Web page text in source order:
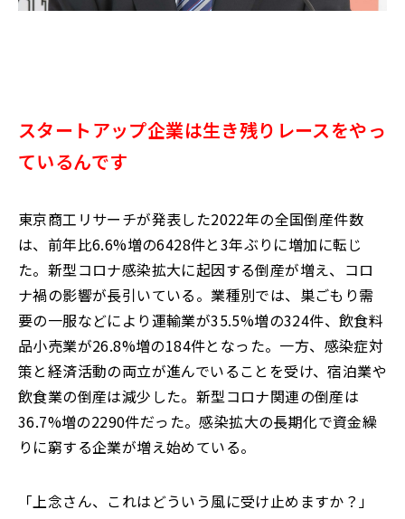
スタートアップ企業は生き残りレースをやっ
ているんです
東京商工リサーチが発表した2022年の全国倒産件数
は、前年比6.6%増の6428件と3年ぶりに増加に転じ
た。新型コロナ感染拡大に起因する倒産が増え、コロ
ナ禍の影響が長引いている。業種別では、巣ごもり需
要の一服などにより運輸業が35.5%増の324件、飲食料
品小売業が26.8%増の184件となった。一方、感染症対
策と経済活動の両立が進んでいることを受け、宿泊業や
飲食業の倒産は減少した。新型コロナ関連の倒産は
36.7%増の2290件だった。感染拡大の長期化で資金繰
りに窮する企業が増え始めている。
「上念さん、これはどういう風に受け止めますか？」